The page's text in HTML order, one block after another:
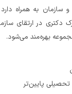
دریافت مدرک دکتری امتیازات ویژه‌ای را برای فرد و سازمان به همراه دارد که
نمی‌توان به سادگی از کنار آنها گذشت. نقش مدرک دکتری در ارتقای سازمانی